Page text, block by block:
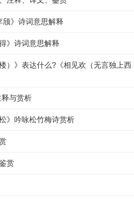
颀》诗词意思解释
》诗词意思解释
）》表达什么?《相见欢（无言独上西
与赏析
》吟咏松竹梅诗赏析
赏